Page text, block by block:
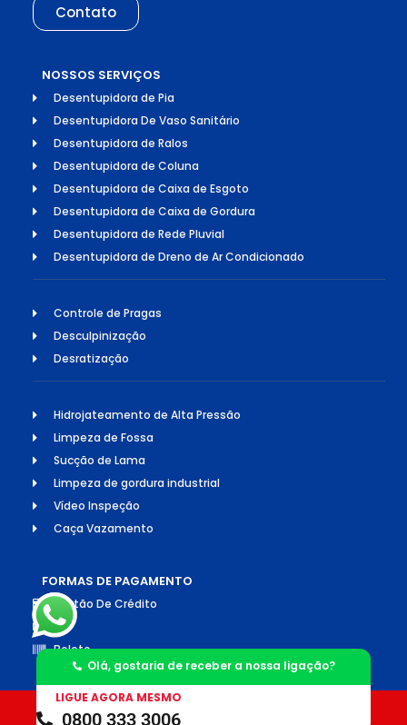
Contato
NOSSOS SERVIÇOS
Desentupidora de Pia
Desentupidora De Vaso Sanitário
Desentupidora de Ralos
Desentupidora de Coluna
Desentupidora de Caixa de Esgoto
Desentupidora de Caixa de Gordura
Desentupidora de Rede Pluvial
Desentupidora de Dreno de Ar Condicionado
Controle de Pragas
Desculpinização
Desratização
Hidrojateamento de Alta Pressão
Limpeza de Fossa
Sucção de Lama
Limpeza de gordura industrial
Vídeo Inspeção
Caça Vazamento
FORMAS DE PAGAMENTO
Cartão De Crédito
Pix
Boleto
©2026 Todos os direitos reservados. Socorro Desentupimento e
Olá, gostaria de receber a nossa ligação?
LIGUE AGORA MESMO
0800 333 3006